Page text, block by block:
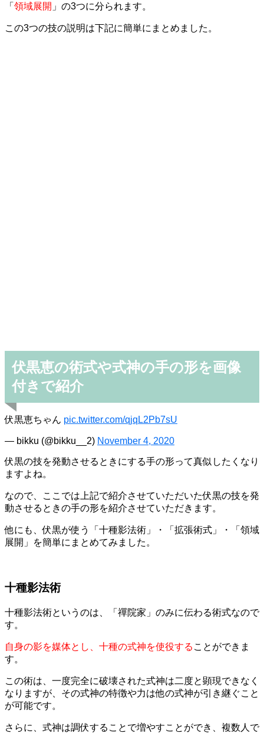
「 領域展開 」の3つに分られます。
この3つの技の説明は下記に簡単にまとめました。
伏黒恵の術式や式神の手の形を画像
付きで紹介
伏黒恵ちゃん pic.twitter.com/qjqL2Pb7sU
— bikku (@bikku__2) November 4, 2020
伏黒の技を発動させるときにする手の形って真似したくなり
ますよね。
なので、ここでは上記で紹介させていただいた伏黒の技を発
動させるときの手の形を紹介させていただきます。
他にも、伏黒が使う「十種影法術」・「拡張術式」・「領域
展開」を簡単にまとめてみました。
十種影法術
十種影法術というのは、「禪院家」のみに伝わる術式なので
す。
自身の影を媒体とし、十種の式神を使役する ことができま
す。
この術は、一度完全に破壊された式神は二度と顕現できなく
なりますが、その式神の特徴や力は他の式神が引き継ぐこと
が可能です。
さらに、式神は調伏することで増やすことができ、複数人で